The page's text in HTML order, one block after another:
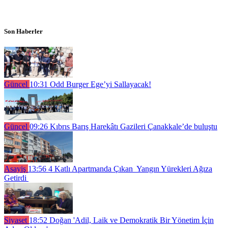
Son Haberler
Güncel 10:31 Odd Burger Ege’yi Sallayacak!
Güncel 09:26 Kıbrıs Barış Harekâtı Gazileri Çanakkale’de buluştu
Asayiş 13:56 4 Katlı Apartmanda Çıkan Yangın Yürekleri Ağıza
Getirdi
Siyaset 18:52 Doğan 'Adil, Laik ve Demokratik Bir Yönetim İçin